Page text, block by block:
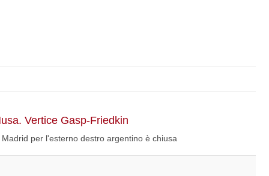
Vertice Gasp-Friedkin
per l'esterno destro argentino è chiusa